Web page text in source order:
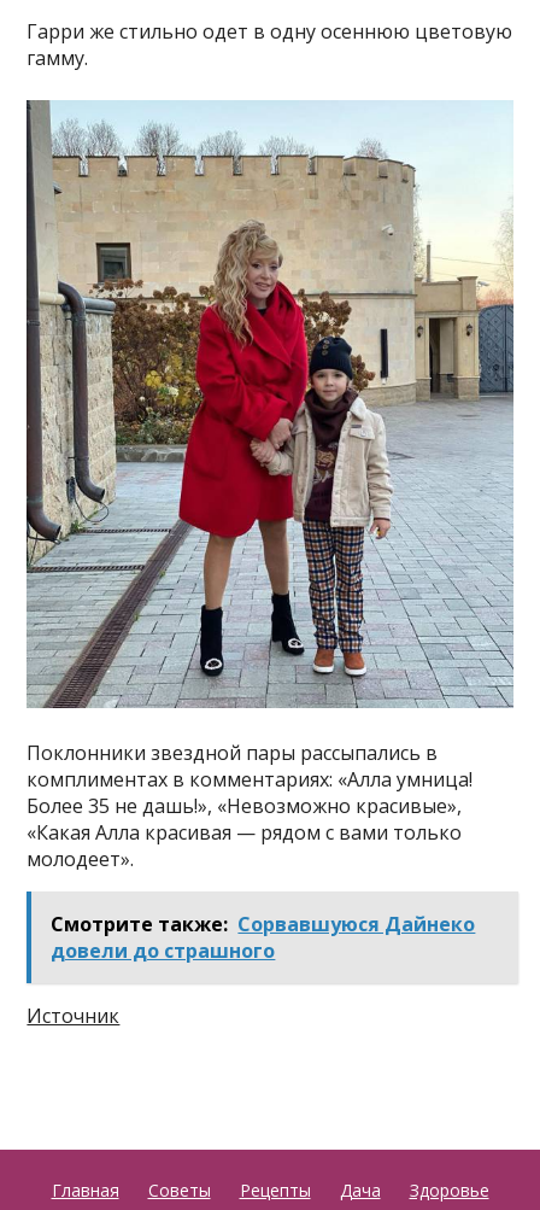
Гарри же стильно одет в одну осеннюю цветовую
гамму.
Поклонники звездной пары рассыпались в
комплиментах в комментариях: «Алла умница!
Более 35 не дашь!», «Невозможно красивые»,
«Какая Алла красивая — рядом с вами только
молодеет».
Смотрите также: Сорвавшуюся Дайнеко
довели до страшного
Источник
Главная Советы Рецепты Дача Здоровье